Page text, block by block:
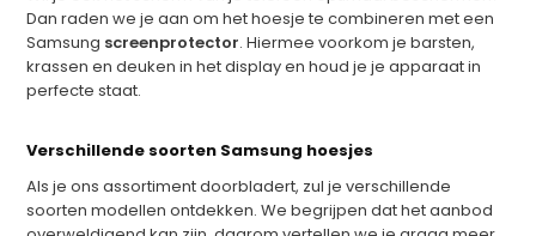
Dan raden we je aan om het hoesje te combineren met een
Samsung screenprotector. Hiermee voorkom je barsten,
krassen en deuken in het display en houd je je apparaat in
perfecte staat.
Verschillende soorten Samsung hoesjes
Als je ons assortiment doorbladert, zul je verschillende
soorten modellen ontdekken. We begrijpen dat het aanbod